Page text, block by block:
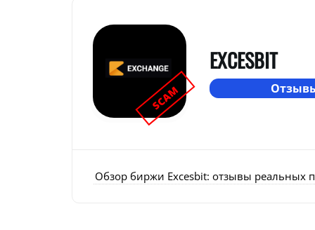
SCAM
EXCESBIT
Обзор биржи Excesbit: отзывы реальных